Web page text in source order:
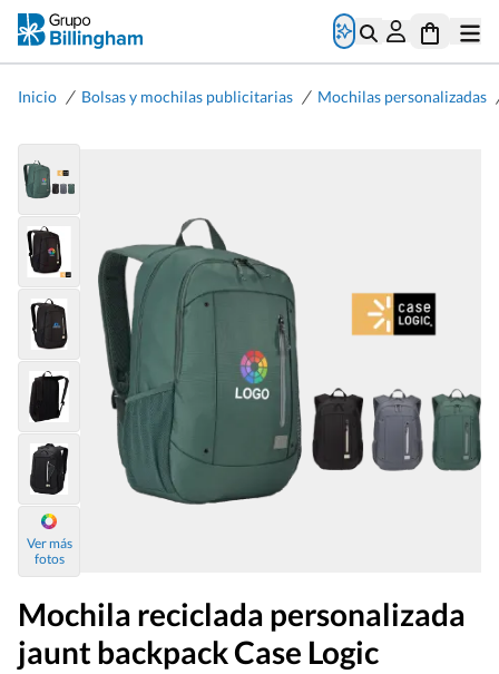
Inicio / Bolsas y mochilas publicitarias / Mochilas personalizadas
Ver más
fotos
Mochila reciclada personalizada
jaunt backpack Case Logic